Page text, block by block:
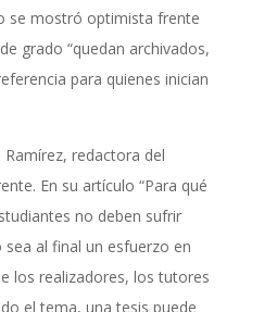
se mostró optimista frente
grado “quedan archivados,
para quienes inician
redactora del
En su artículo “Para qué
no deben sufrir
al final un esfuerzo en
los realizadores, los tutores
el tema, una tesis puede